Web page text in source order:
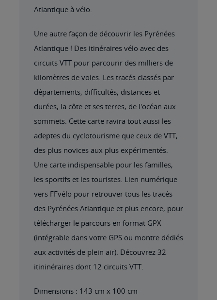
Atlantique à vélo.
Une autre façon de découvrir les Pyrénées
Atlantique ! Des itinéraires vélo avec des
circuits VTT pour parcourir des milliers de
kilomètres de voies. Les tracés classés par
départements, difficultés, distances et
durées, la côte et ses terres, de l'océan aux
sommets. Cette carte ravira tout aussi les
adeptes du cyclotourisme que ceux de VTT,
des plus novices aux plus expérimentés.
Une carte indispensable pour les familles,
les sportifs et les touristes. Lien numérique
vers FFvélo pour retrouver tous les tracés
des Pyrénées Atlantique et plus encore, pour
télécharger le parcours en format GPX
(intégrable dans votre GPS ou montre dédiés
aux activités de plein air). Découvrez 32
itininéraires dont 12 circuits VTT.
Dimensions : 143 cm x 100 cm